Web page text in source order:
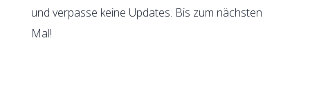
und verpasse keine Updates. Bis zum nächsten
Mal!